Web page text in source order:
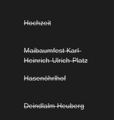
Hochzeit
Maibaumfest Karl-
Heinrich-Ulrich-Platz
Hasenöhrlhof
Deindlalm Heuberg